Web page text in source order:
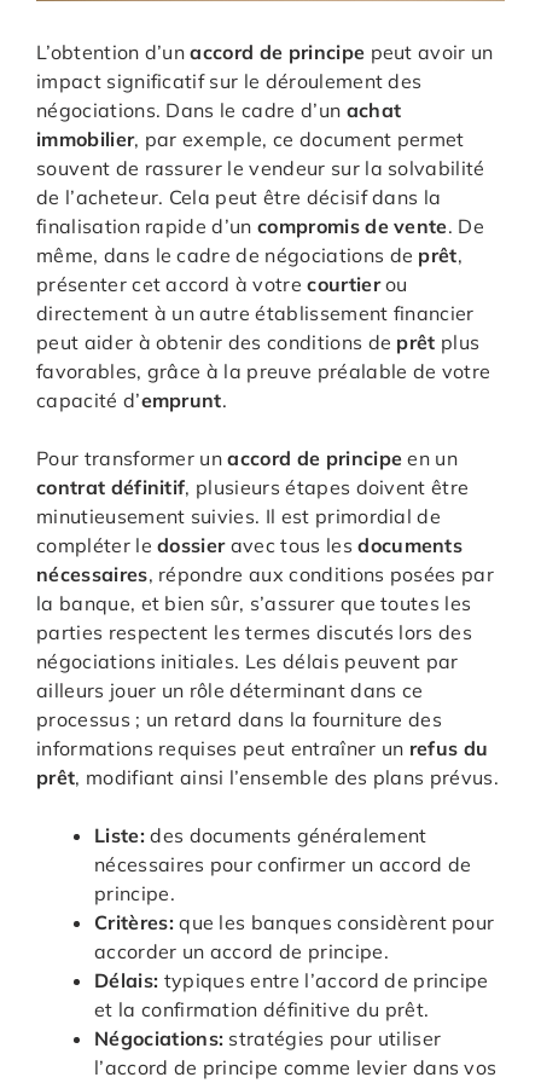
L’obtention d’unaccord de principe peut avoir un
impact significatif sur le déroulement des
négociations. Dans le cadre d’un achat
immobilier, par exemple, ce document permet
souvent de rassurer le vendeur sur la solvabilité
de l’acheteur. Cela peut être décisif dans la
finalisation rapide d’uncompromis de vente. De
même, dans le cadre de négociations de prêt,
présenter cet accord à votrecourtierou
directement à un autre établissement financier
peut aider à obtenir des conditions de prêt plus
favorables, grâce à la preuve préalable de votre
capacité d’emprunt.
Pour transformer unaccord de principe en un
contrat définitif, plusieurs étapes doivent être
minutieusement suivies. Il est primordial de
compléter ledossieravec tous lesdocuments
nécessaires, répondre aux conditions posées par
la banque, et bien sûr, s’assurer que toutes les
parties respectent les termes discutés lors des
négociations initiales. Les délais peuvent par
ailleurs jouer un rôle déterminant dans ce
processus ; un retard dans la fourniture des
informations requises peut entraîner un refus du
prêt, modifiant ainsi l’ensemble des plans prévus.
Liste: des documents généralement
nécessaires pour confirmer un accord de
principe.
Critères: que les banques considèrent pour
accorder un accord de principe.
Délais: typiques entre l’accord de principe
et la confirmation définitive du prêt.
Négociations: stratégies pour utiliser
l’accord de principe comme levier dans vos